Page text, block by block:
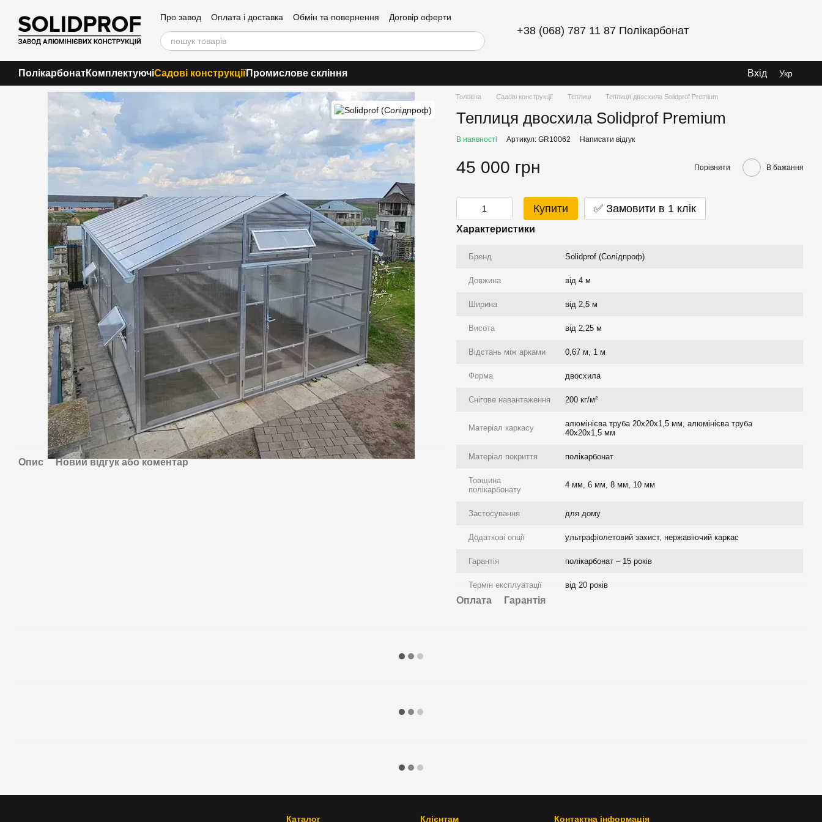
Про завод Оплата і доставка Обмін та повернення
Договір оферти
Контакти
+38 (068) 787 11 87 Полікарбонат
ПолікарбонатКомплектуючіСадові конструкціїПромислове скління Вхід Укр
Опис Новий відгук або коментар
Головна Садові конструкції Теплиці Теплиця двосхила Solidprof Premium
Теплиця двосхила Solidprof Premium
В наявності Артикул: GR10062 Написати відгук
45 000 грн Порівняти В бажання
Купити ✅ Замовити в 1 клік
Характеристики
Бренд Solidprof (Солідпроф)
Довжина від 4 м
Ширина від 2,5 м
Висота від 2,25 м
Відстань між арками 0,67 м, 1 м
Форма двосхила
Снігове навантаження 200 кг/м²
Матеріал каркасу
алюмінієва труба 20x20x1,5 мм, алюмінієва труба
40x20x1,5 мм
Матеріал покриття полікарбонат
Товщина
полікарбонату
4 мм, 6 мм, 8 мм, 10 мм
Застосування для дому
Додаткові опції ультрафіолетовий захист, нержавіючий каркас
Гарантія полікарбонат – 15 років
Термін експлуатації від 20 років
Оплата Гарантія
Каталог Клієнтам Контактна інформація